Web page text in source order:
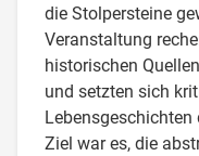
die Stolpersteine
Veranstaltung
historischen
und setzten sich
Lebensgeschichten
Ziel war es, die